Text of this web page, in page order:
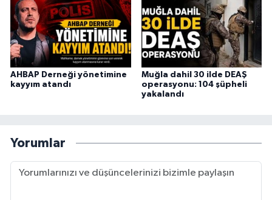
AHBAP Derneği yönetimine
kayyım atandı
Muğla dahil 30 ilde DEAŞ
operasyonu: 104 şüpheli
yakalandı
Yorumlar